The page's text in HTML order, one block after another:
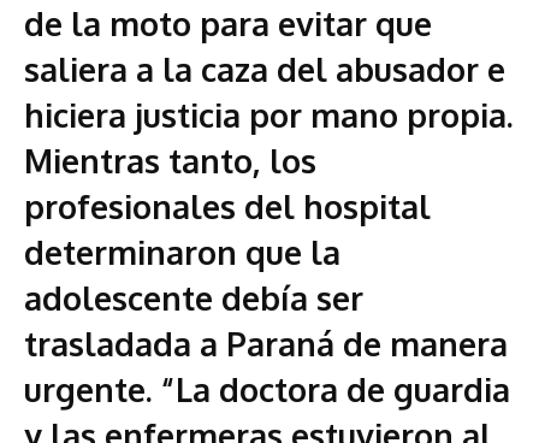
de la moto para evitar que
saliera a la caza del abusador e
hiciera justicia por mano propia.
Mientras tanto, los
profesionales del hospital
determinaron que la
adolescente debía ser
trasladada a Paraná de manera
urgente. “La doctora de guardia